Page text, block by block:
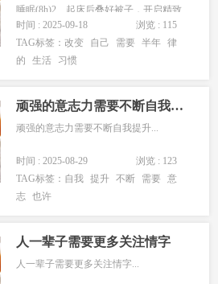
睡眠(8h)2、起床后叠好被子，开启精致
生活3、每天喝至少6杯水(人是水做
的)4、每周整理收拾房间，定期断舍离
5、坚持记账，今年坚持消费降级6、不
早餐一定要吃8、晚饭...
时间 : 2025-09-18
浏览 : 115
TAG标签：改变 自己 需要 半年 律
的
生活 习惯
顽强的意志力需要不断自我提升
顽强的意志力需要不断自我提升...
时间 : 2025-08-29
浏览 : 123
TAG标签： 自我 提升 不断 需要
意
志 也许
人一辈子需要更多关注情字
人一辈子需要更多关注情字...